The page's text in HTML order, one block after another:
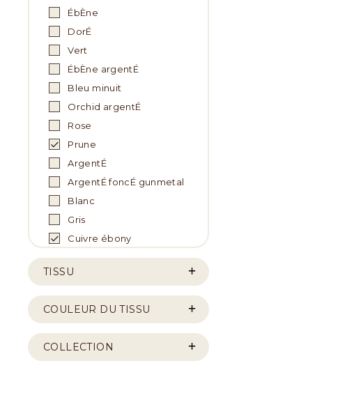
ÉbÈne
DorÉ
Vert
ÉbÈne argentÉ
Bleu minuit
Orchid argentÉ
Rose
Prune
ArgentÉ
ArgentÉ foncÉ gunmetal
Blanc
Gris
Cuivre ébony
TISSU
COULEUR DU TISSU
COLLECTION